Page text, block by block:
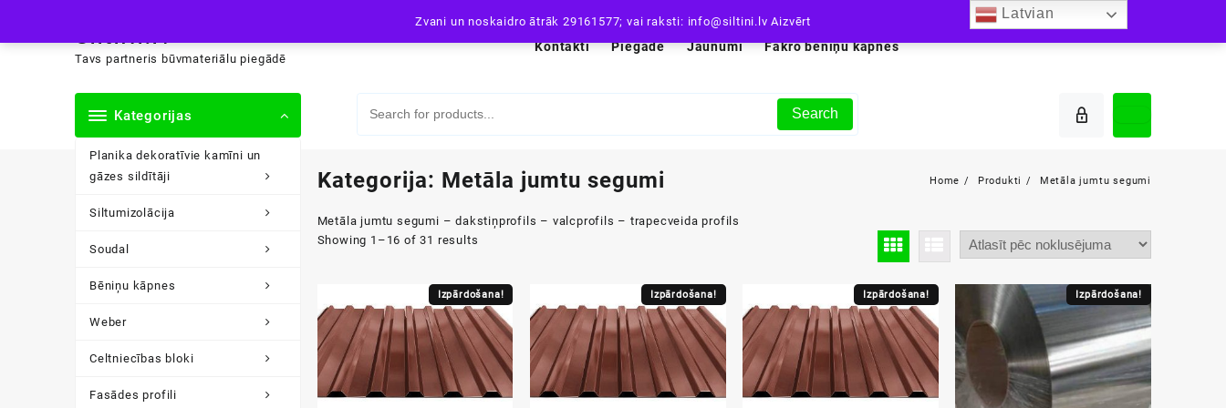
Zvani un noskaidro ātrāk 29161577; vai raksti: info@siltini.lvAizvērt
content
siltini.lv
Tavs partneris būvmateriālu piegādē
Kontakti Piegāde Jaunumi Fakro bēniņu kāpnes
Kategorijas
Planika dekoratīvie kamīni un
gāzes sildītāji
Siltumizolācija
Soudal
Bēniņu kāpnes
Weber
Celtniecības bloki
Fasādes profili
Search
Kategorija: Metāla jumtu segumi Home Produkti Metāla jumtu segumi
Metāla jumtu segumi – dakstiņprofils – valcprofils – trapecveida profils
Showing 1–16 of 31 results
Izpārdošana! Izpārdošana! Izpārdošana! Izpārdošana!
Latvian